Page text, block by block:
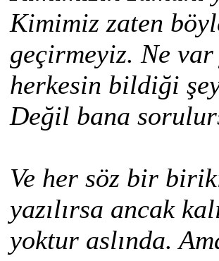
Kimimiz zaten
geçirmeyiz. Ne
herkesin bildiği
Değil bana
Ve her söz bir
yazılırsa ancak
yoktur aslında.